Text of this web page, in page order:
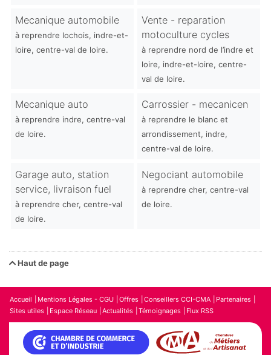
Mecanique automobile
à reprendre lochois, indre-et-
loire, centre-val de loire.
Vente - reparation
motoculture cycles
à reprendre nord de l’indre et
loire, indre-et-loire, centre-
val de loire.
Mecanique auto
à reprendre indre, centre-val
de loire.
Carrossier - mecanicen
à reprendre le blanc et
arrondissement, indre,
centre-val de loire.
Garage auto, station
service, livraison fuel
à reprendre cher, centre-val
de loire.
Negociant automobile
à reprendre cher, centre-val
de loire.
Haut de page
Accueil Mentions Légales - CGU Offres Conseillers CCI-CMA
Partenaires
Sites utiles
Espace Réseau Actualités Témoignages Flux RSS